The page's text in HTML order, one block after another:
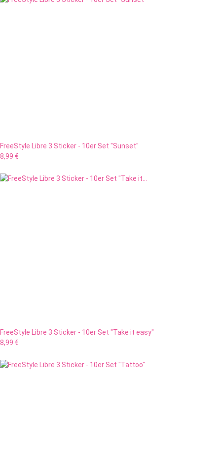
FreeStyle Libre 3 Sticker - 10er Set "Sunset"
8,99 €
FreeStyle Libre 3 Sticker - 10er Set "Take it easy"
8,99 €